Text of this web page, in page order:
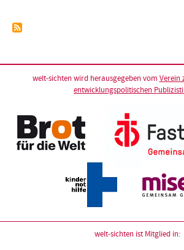
welt-sichten wird herausgegeben vom Verein
entwicklungspolitischen
welt-sichten ist Mitglied in: